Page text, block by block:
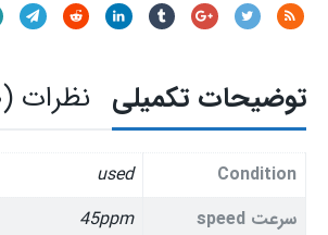
توضیحات تکمیلی نظرات (۰)
Condition
used
سرعت speed
45ppm